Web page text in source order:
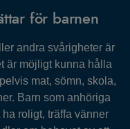
för barnen
andra svårigheter är
är möjligt kunna hålla
mat, sömn, skola,
Barn som anhöriga
roligt, träffa vänner